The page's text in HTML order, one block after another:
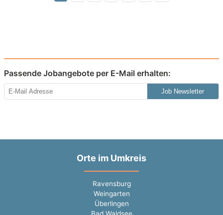
Passende Jobangebote per E-Mail erhalten:
Job Newsletter
Orte im Umkreis
Ravensburg
Weingarten
Überlingen